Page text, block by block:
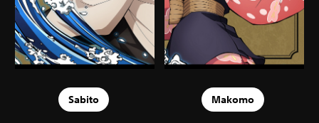
Sabito Makomo